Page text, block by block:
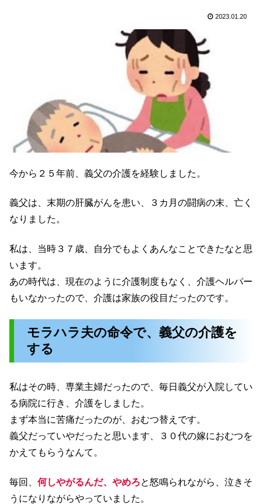
2023.01.20
今から２５年前、義父の介護を経験しました。
義父は、末期の肝臓がんを患い、３カ月の闘病の末、亡く
なりました。
私は、当時３７歳、自分でもよくあんなことできたなと思
います。
あの時代は、現在のように介護制度もなく、介護ヘルパー
もいなかったので、介護は家族の役目だったのです。
モラハラ夫の命令で、義父の介護を
する
私はその時、専業主婦だったので、毎日義父が入院してい
る病院に行き、介護をしました。
まず本当に苦痛だったのが、おむつ替えです。
義父だっていやだったと思います、３０代の嫁におむつを
かえてもらうなんて。
毎回、 何しやがるんだ、やめろと怒鳴られながら、泣きそ
うになりながらやっていました。